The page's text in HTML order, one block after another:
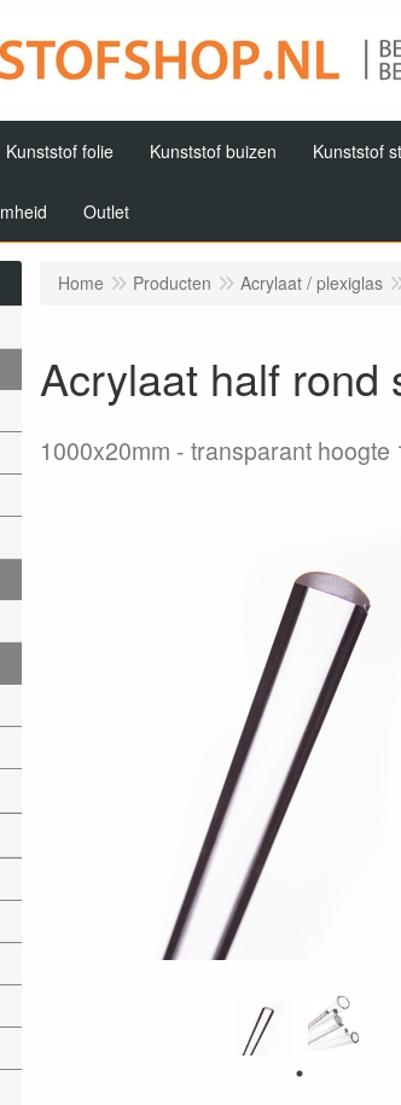
Kunststof folie Kunststof buizen Kunststof
Outlet
Home Producten Acrylaat / plexiglas
Acrylaat half rond
1000x20mm transparant hoogte